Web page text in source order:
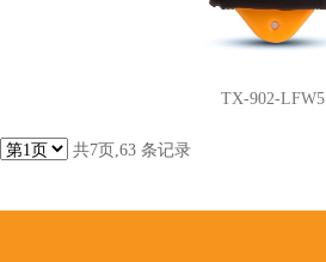
TX-902-LFW5
共7页,63 条记录